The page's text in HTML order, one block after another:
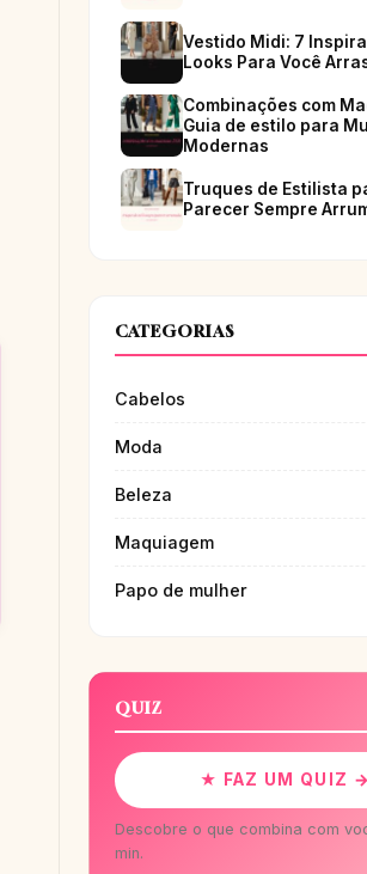
Vestido Midi: 7
Looks Para Você
Combinações com
Guia de estilo para
Modernas
Truques de Estilista
Parecer Sempre
CATEGORIAS
Cabelos
Moda
Beleza
Maquiagem
Papo de mulher
QUIZ
★ FAZ UM QUIZ →
Descobre o que combina com
min.